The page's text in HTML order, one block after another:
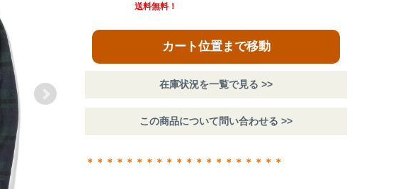
送料無料！
カート位置まで移動
在庫状況を一覧で見る >>
この商品について問い合わせる >>
＊＊＊＊＊＊＊＊＊＊＊＊＊＊＊＊＊＊＊＊